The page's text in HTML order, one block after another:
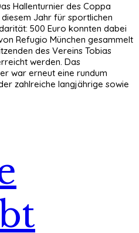
Hallenturnier des Coppa
Jahr für sportlichen
500 Euro konnten dabei
Refugio München gesammelt
des Vereins Tobias
werden. Das
war erneut eine rundum
zahlreiche langjährige sowie